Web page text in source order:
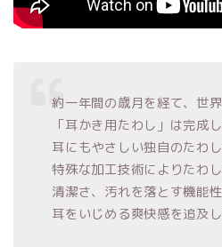
約一年間の歳月を経て、世
「耳かき用たわし」は完成し
耳にもやさしい独自のたわし
特殊な加工技術によりたわ
清潔さ、汚れを落とす機能
耳をいじめる爽快感を追及し